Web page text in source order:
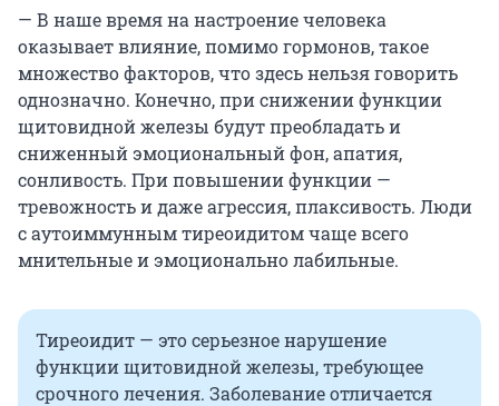
— В наше время на настроение человека
оказывает влияние, помимо гормонов, такое
множество факторов, что здесь нельзя говорить
однозначно. Конечно, при снижении функции
щитовидной железы будут преобладать и
сниженный эмоциональный фон, апатия,
сонливость. При повышении функции —
тревожность и даже агрессия, плаксивость. Люди
с аутоиммунным тиреоидитом чаще всего
мнительные и эмоционально лабильные.
Тиреоидит — это серьезное нарушение
функции щитовидной железы, требующее
срочного лечения. Заболевание отличается